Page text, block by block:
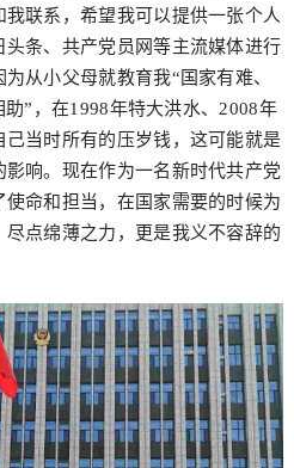
联系，希望我可以提供一张个人
条、共产党员网等主流媒体进行
从小父母就教育我“国家有难、
”，在1998年特大洪水、2008年
当时所有的压岁钱，这可能就是
响。现在作为一名新时代共产党
命和担当，在国家需要的时候为
点绵薄之力，更是我义不容辞的